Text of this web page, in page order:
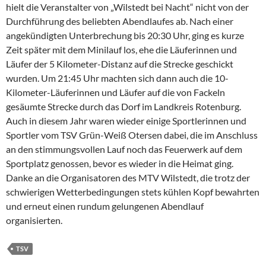
hielt die Veranstalter von „Wilstedt bei Nacht“ nicht von der
Durchführung des beliebten Abendlaufes ab. Nach einer
angekündigten Unterbrechung bis 20:30 Uhr, ging es kurze
Zeit später mit dem Minilauf los, ehe die Läuferinnen und
Läufer der 5 Kilometer-Distanz auf die Strecke geschickt
wurden. Um 21:45 Uhr machten sich dann auch die 10-
Kilometer-Läuferinnen und Läufer auf die von Fackeln
gesäumte Strecke durch das Dorf im Landkreis Rotenburg.
Auch in diesem Jahr waren wieder einige Sportlerinnen und
Sportler vom TSV Grün-Weiß Otersen dabei, die im Anschluss
an den stimmungsvollen Lauf noch das Feuerwerk auf dem
Sportplatz genossen, bevor es wieder in die Heimat ging.
Danke an die Organisatoren des MTV Wilstedt, die trotz der
schwierigen Wetterbedingungen stets kühlen Kopf bewahrten
und erneut einen rundum gelungenen Abendlauf
organisierten.
TSV